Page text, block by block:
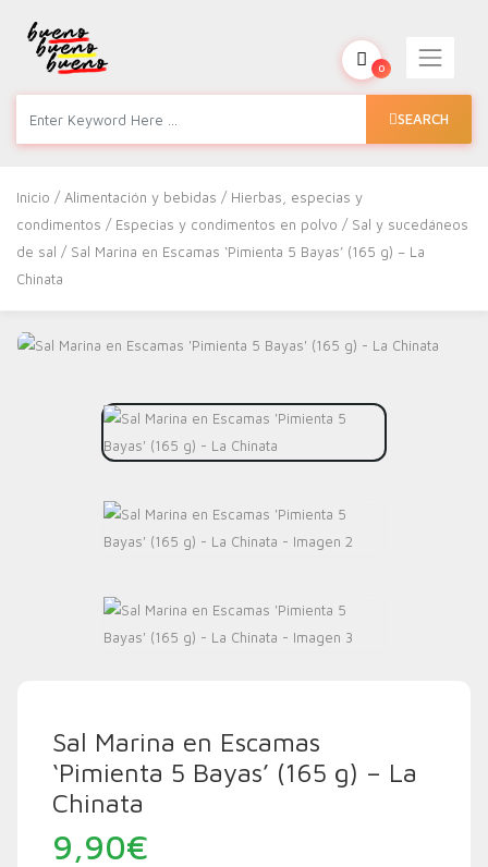
SEARCH
0
Inicio /Alimentación y bebidas / Hierbas, especias y
condimentos / Especias y condimentos en polvo / Sal y sucedáneos
de sal / Sal Marina en Escamas ‘Pimienta 5 Bayas’ (165 g) – La
Chinata
Sal Marina en Escamas
‘Pimienta 5 Bayas’ (165 g) – La
Chinata
9,90€